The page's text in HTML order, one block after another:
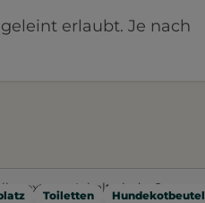
erlaubt. Je nach
Toiletten Hundekotbeutel
externe Inhalte laden?